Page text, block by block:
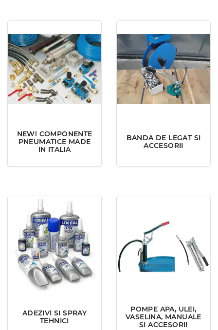
NEW! COMPONENTE
PNEUMATICE MADE
IN ITALIA
BANDA DE LEGAT SI
ACCESORII
ADEZIVI SI SPRAY
TEHNICI
POMPE APA, ULEI,
VASELINA, MANUALE
SI ACCESORII